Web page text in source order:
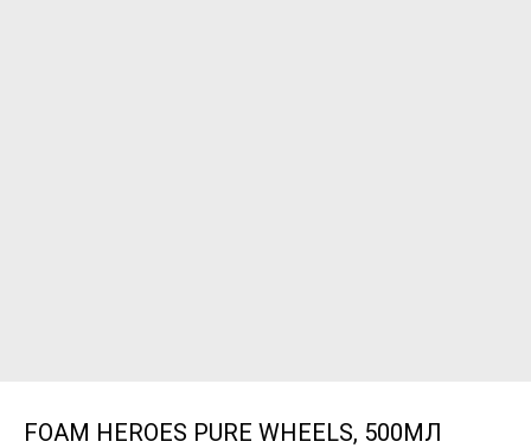
FOAM HEROES PURE WHEELS, 500МЛ